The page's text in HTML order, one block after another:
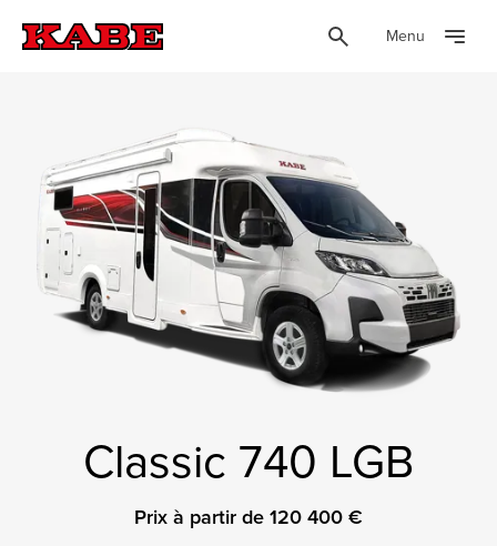
Menu
Classic 740 LGB
Prix à partir de 120 400 €